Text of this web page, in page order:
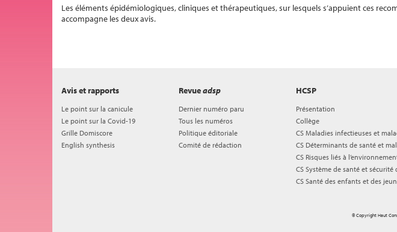
Les éléments épidémiologiques, cliniques et thérapeutiques, sur lesquels s’appuient ces
accompagne les deux avis.
HCSP
Présentation
Collège
CS Maladies infectieuses et
CS Déterminants de santé et
CS Risques liés à
CS Système de santé et sécurité
CS Santé des enfants et des
Avis et rapports
Le point sur la canicule
Le point sur la Covid-19
Grille Domiscore
English synthesis
Revueadsp
Dernier numéro paru
Tous les numéros
Politique éditoriale
Comité de rédaction
© Copyright Haut